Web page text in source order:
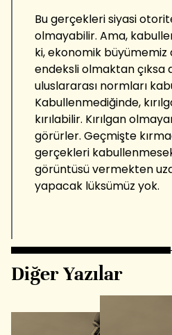
Bu gerçekleri siyasi
olmayabilir. Ama,
ki, ekonomik büyümemiz
endeksli olmaktan çıksa
uluslararası normları
Kabullenmediğinde,
kırılabilir. Kırılgan
görürler. Geçmişte
gerçekleri
görüntüsü vermekten
yapacak lüksümüz yok.
Diğer Yazılar